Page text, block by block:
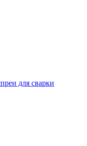
для сварки